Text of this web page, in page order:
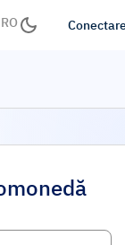
RO